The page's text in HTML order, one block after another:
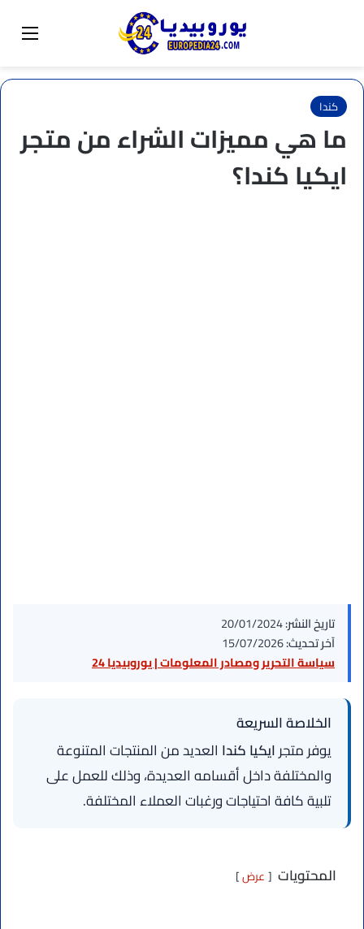
تبديل المظهر
كندا
ما هي مميزات الشراء من متجر
ايكيا كندا؟
تاريخ النشر:20/01/2024
آخر تحديث:15/07/2026
سياسة التحرير ومصادر المعلومات | يوروبيديا 24
الخلاصة السريعة
يوفر متجرايكيا كندا العديد من المنتجات المتنوعة
والمختلفة داخل أقسامه العديدة، وذلك للعمل على
تلبية كافة احتياجات ورغبات العملاء المختلفة.
المحتويات عرض